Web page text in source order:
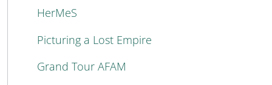
HerMeS
Picturing a Lost Empire
Grand Tour AFAM